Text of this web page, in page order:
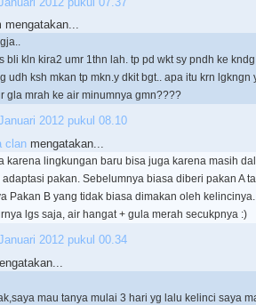
mengatakan...
bli kln kira2 umr 1thn lah. tp pd wkt sy pndh ke
udh ksh mkan tp mkn.y dkit bgt.. apa itu krn lgkngn
gla mrah ke air minumnya gmn????
2012 pukul 08.10
clan mengatakan...
karena lingkungan baru bisa juga karena masih
pakan. Sebelumnya biasa diberi pakan A
Pakan B yang tidak biasa dimakan oleh
lgs saja, air hangat + gula merah secukpnya :)
2012 pukul 00.34
mau tanya mulai 3 hari yg lalu kelinci saya